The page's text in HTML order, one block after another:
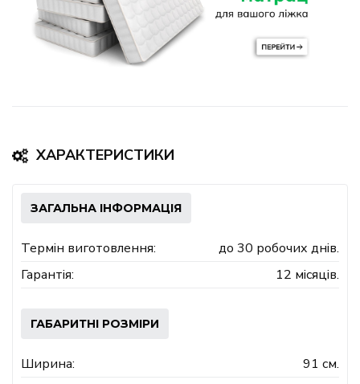
ХАРАКТЕРИСТИКИ
ЗАГАЛЬНА ІНФОРМАЦІЯ
Термін виготовлення:
до 30 робочих днів.
Гарантія:
12 місяців.
ГАБАРИТНІ РОЗМІРИ
Ширина:
91 см.